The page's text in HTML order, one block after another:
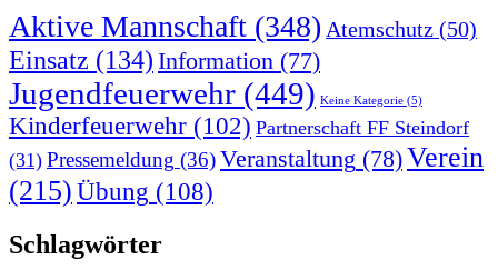
Aktive Mannschaft (348) Atemschutz (50)
Einsatz (134) Information (77)
Jugendfeuerwehr (449) Keine Kategorie (5)
Kinderfeuerwehr (102) Partnerschaft FF Steindorf
(31) Pressemeldung (36)Veranstaltung (78)Verein
(215)Übung (108)
Schlagwörter